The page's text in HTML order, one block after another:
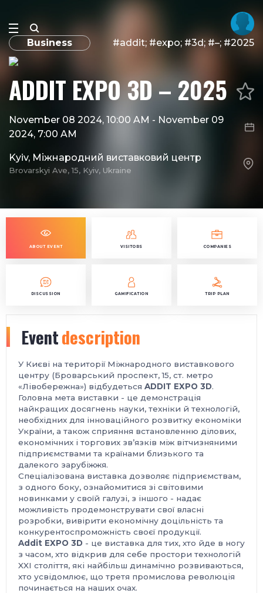
Business #addit; #expo; #3d; #–; #2025
ADDIT EXPO 3D – 2025
November 08 2024, 10:00 AM - November 09
2024, 7:00 AM
Kyiv, Міжнародний виставковий центр
Brovarskyi Ave, 15, Kyiv, Ukraine
ABOUT EVENT VISITORS COMPANIES
DISCUSSION GAMIFICATION TRIP PLAN
Eventdescription
У Києві на території Міжнародного виставкового
центру (Броварський проспект, 15, ст. метро
«Лівобережна») відбудеться ADDIT EXPO 3D.
Головна мета виставки - це демонстрація
найкращих досягнень науки, техніки й технологій,
необхідних для інноваційного розвитку економіки
України, а також сприяння встановленню ділових,
економічних і торгових зв’язків між вітчизняними
підприємствами та країнами близького та
далекого зарубіжжя.
Спеціалізована виставка дозволяє підприємствам,
з одного боку, ознайомитися зі світовими
новинками у своїй галузі, з іншого - надає
можливість продемонструвати свої власні
розробки, вивірити економічну доцільність та
конкурентоспроможність своєї продукції.
Addit EXPO 3D - це виставка для тих, хто йде в ногу
з часом, хто відкрив для себе простори технологій
XXI століття, які найбільш динамічно розвиваються,
хто усвідомлює, що третя промислова революція
починається на наших очах.